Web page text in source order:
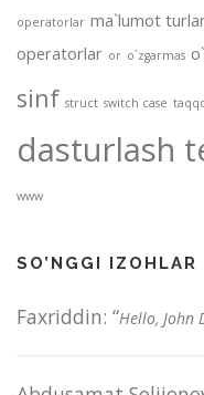
operatorlar ma`lumot
operatorlar or o`zgarmas
sinf struct switch case
dasturlash
www
SO’NGGI IZOHLAR
Faxriddin: “Hello, John